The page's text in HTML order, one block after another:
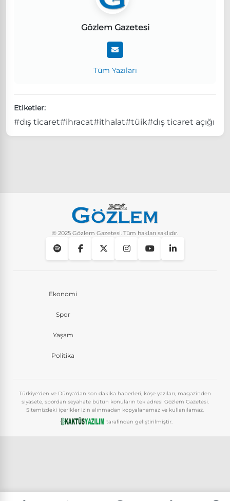
Gözlem Gazetesi
Tüm Yazıları
Etiketler:
#dış ticaret#ihracat#ithalat#tüik#dış ticaret açığı
© 2025 Gözlem Gazetesi. Tüm hakları saklıdır.
Ekonomi
Spor
Yaşam
Politika
Türkiye'den ve Dünya'dan son dakika haberleri, köşe yazıları, magazinden
siyasete, spordan seyahate bütün konuların tek adresi Gözlem Gazetesi.
Sitemizdeki içerikler izin alınmadan kopyalanamaz ve kullanılamaz.
tarafından geliştirilmiştir.